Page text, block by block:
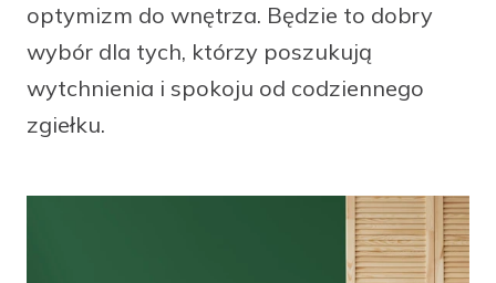
optymizm do wnętrza. Będzie to dobry
wybór dla tych, którzy poszukują
wytchnienia i spokoju od codziennego
zgiełku.